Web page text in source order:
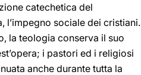
catechetica del
l’impegno sociale dei cristiani.
la teologia conserva il suo
i pastori ed i religiosi
anche durante tutta la